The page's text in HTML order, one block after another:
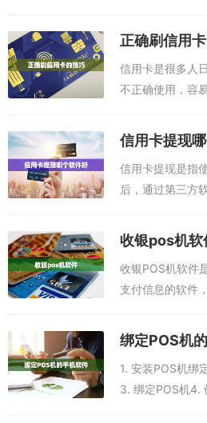
骤，可以帮助你
时可提现的app
正确刷信用
信用卡是很多人
不正确使用，容
文下面为大家分
任意一款都可以
信用卡提现
信用卡提现是指
后，通过第三方
快速获取资金，
家分享两款可以
收银pos机软
收银POS机软件
支付信息的软件
户中以备稍后查
在商店、餐馆和
绑定POS机
1. 安装POS机绑
3. 绑定POS机4.